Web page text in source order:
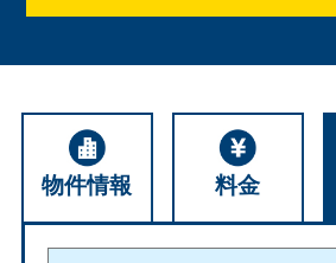
物件情報 料金